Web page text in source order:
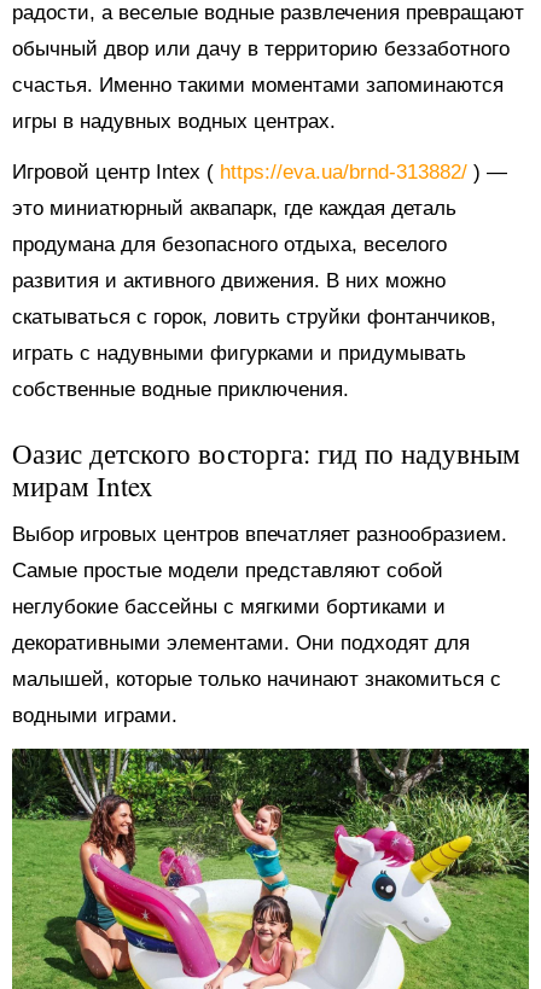
радости, а веселые водные развлечения превращают
обычный двор или дачу в территорию беззаботного
счастья. Именно такими моментами запоминаются
игры в надувных водных центрах.
Игровой центр Intex ( https://eva.ua/brnd-313882/ ) —
это миниатюрный аквапарк, где каждая деталь
продумана для безопасного отдыха, веселого
развития и активного движения. В них можно
скатываться с горок, ловить струйки фонтанчиков,
играть с надувными фигурками и придумывать
собственные водные приключения.
Оазис детского восторга: гид по надувным
мирам Intex
Выбор игровых центров впечатляет разнообразием.
Самые простые модели представляют собой
неглубокие бассейны с мягкими бортиками и
декоративными элементами. Они подходят для
малышей, которые только начинают знакомиться с
водными играми.